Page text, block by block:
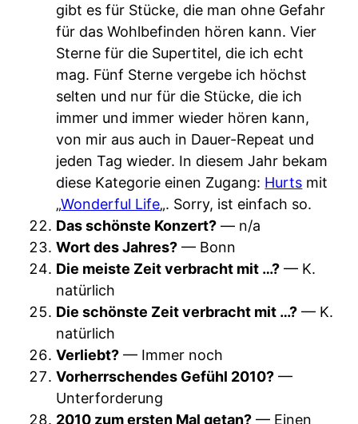
gibt es für Stücke, die man ohne Gefahr
für das Wohlbefinden hören kann. Vier
Sterne für die Supertitel, die ich echt
mag. Fünf Sterne vergebe ich höchst
selten und nur für die Stücke, die ich
immer und immer wieder hören kann,
von mir aus auch in Dauer-Repeat und
jeden Tag wieder. In diesem Jahr bekam
diese Kategorie einen Zugang: Hurts mit
„Wonderful Life„. Sorry, ist einfach so.
Das schönste Konzert? — n/a
Wort des Jahres? — Bonn
Die meiste Zeit verbracht mit …? — K.
natürlich
Die schönste Zeit verbracht mit …? — K.
natürlich
Verliebt? — Immer noch
Vorherrschendes Gefühl 2010? —
Unterforderung
2010 zum ersten Mal getan? — Einen